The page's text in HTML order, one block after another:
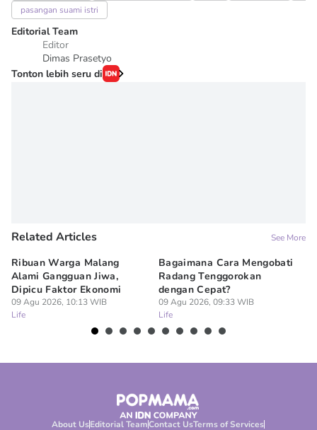
pasangan suami istri
Editorial Team
Editor
Dimas Prasetyo
Tonton lebih seru di
Related Articles See More
Ribuan Warga Malang
Alami Gangguan Jiwa,
Dipicu Faktor Ekonomi
09 Agu 2026, 10:13 WIB
Life
Bagaimana Cara Mengobati
Radang Tenggorokan
dengan Cepat?
09 Agu 2026, 09:33 WIB
Life
About UsEditorial TeamContact UsTerms of Services